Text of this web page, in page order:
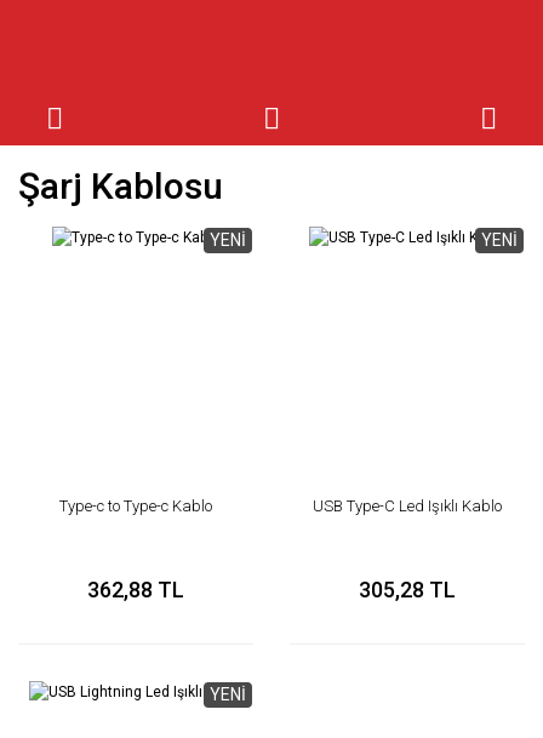
Şarj Kablosu
YENİ
Type-c to Type-c Kablo
362,88 TL
YENİ
USB Type-C Led Işıklı Kablo
305,28 TL
YENİ